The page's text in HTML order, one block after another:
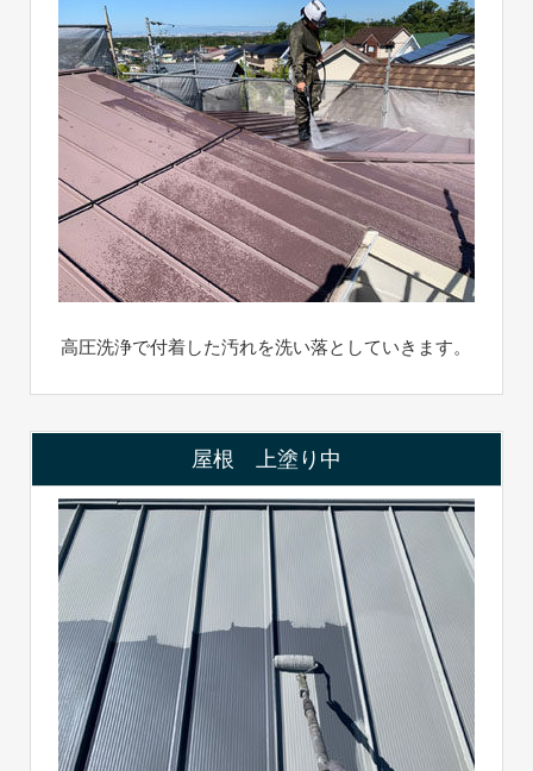
高圧洗浄で付着した汚れを洗い落としていきます。
屋根 上塗り中